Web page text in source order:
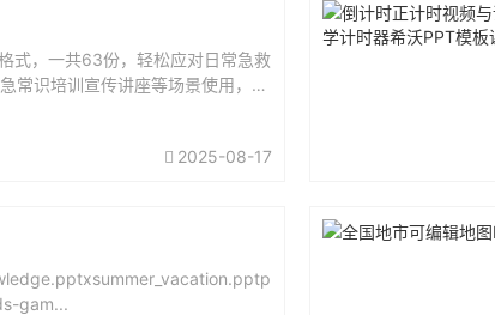
式，一共63份，轻松应对日常急救
常识培训宣传讲座等场景使用，资
2025-08-17
gam...